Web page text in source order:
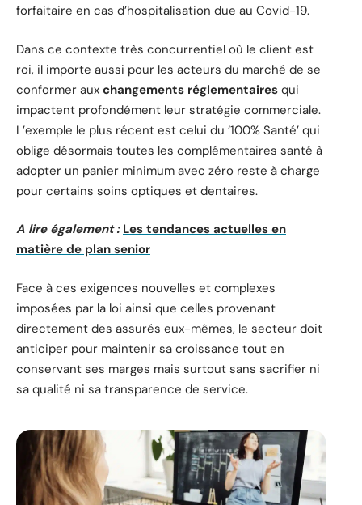
forfaitaire en cas d’hospitalisation due au Covid-19.
Dans ce contexte très concurrentiel où le client est
roi, il importe aussi pour les acteurs du marché de se
conformer aux changements réglementaires qui
impactent profondément leur stratégie commerciale.
L’exemple le plus récent est celui du ‘100% Santé’ qui
oblige désormais toutes les complémentaires santé à
adopter un panier minimum avec zéro reste à charge
pour certains soins optiques et dentaires.
A lire également : Les tendances actuelles en
matière de plan senior
Face à ces exigences nouvelles et complexes
imposées par la loi ainsi que celles provenant
directement des assurés eux-mêmes, le secteur doit
anticiper pour maintenir sa croissance tout en
conservant ses marges mais surtout sans sacrifier ni
sa qualité ni sa transparence de service.